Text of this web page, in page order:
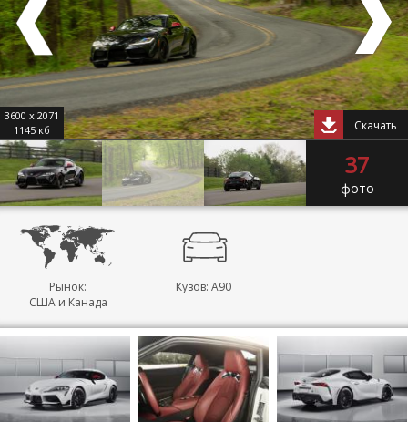
3600 x 2071
1145 кб
Скачать
37
фото
Рынок:
США и Канада
Кузов: A90